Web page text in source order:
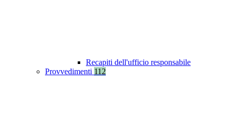
Recapiti dell'ufficio responsabile
Provvedimenti 112